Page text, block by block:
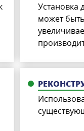
Установка
может